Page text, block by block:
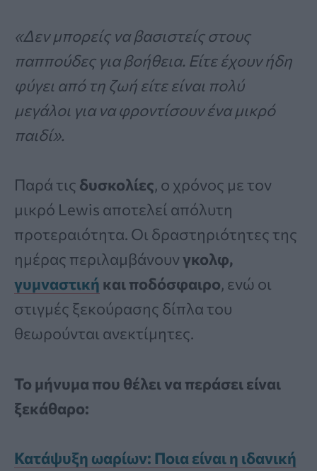
«Δεν μπορείς να βασιστείς στους
παππούδες για βοήθεια. Είτε έχουν ήδη
φύγει από τη ζωή είτε είναι πολύ
μεγάλοι για να φροντίσουν ένα μικρό
παιδί».
Παρά τις δυσκολίες, ο χρόνος με τον
μικρό Lewis αποτελεί απόλυτη
προτεραιότητα. Οι δραστηριότητες της
ημέρας περιλαμβάνουνγκολφ,
γυμναστική και ποδόσφαιρο, ενώ οι
στιγμές ξεκούρασης δίπλα του
θεωρούνται ανεκτίμητες.
Το μήνυμα που θέλει να περάσει είναι
ξεκάθαρο:
Κατάψυξη ωαρίων: Ποια είναι η ιδανική